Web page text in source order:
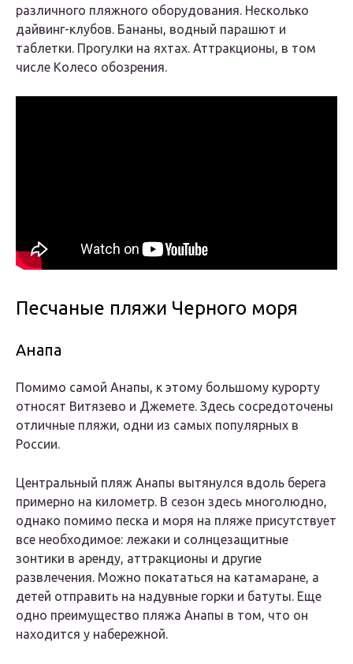
различного пляжного оборудования. Несколько
дайвинг-клубов. Бананы, водный парашют и
таблетки. Прогулки на яхтах. Аттракционы, в том
числе Колесо обозрения.
Песчаные пляжи Черного моря
Анапа
Помимо самой Анапы, к этому большому курорту
относят Витязево и Джемете. Здесь сосредоточены
отличные пляжи, одни из самых популярных в
России.
Центральный пляж Анапы вытянулся вдоль берега
примерно на километр. В сезон здесь многолюдно,
однако помимо песка и моря на пляже присутствует
все необходимое: лежаки и солнцезащитные
зонтики в аренду, аттракционы и другие
развлечения. Можно покататься на катамаране, а
детей отправить на надувные горки и батуты. Еще
одно преимущество пляжа Анапы в том, что он
находится у набережной.